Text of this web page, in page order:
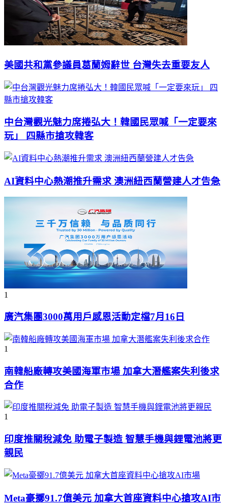
美國共和黨參議員葛蘭姆辭世 台灣失去重要友人
中台灣觀光魅力席捲弘大！韓國民眾喊「一定要來
玩」 四縣市搶攻韓客
AI資料中心熱潮推升需求 澳洲紐西蘭營建人才告急
1
廣汽集團3000萬用戶感恩活動定檔7月16日
1
南韓船廠轉攻美國海軍市場 加拿大潛艦案失利後求
合作
1
印度推關稅減免 助電子製造 智慧手機與鋰電池將更
親民
Meta豪擲91.7億美元 加拿大首座資料中心搶攻AI市